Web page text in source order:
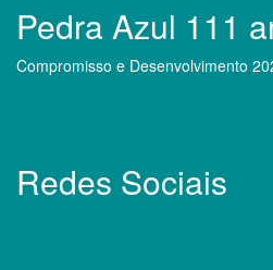
Pedra Azul 111
Compromisso e Desenvolvimento
Redes Sociais